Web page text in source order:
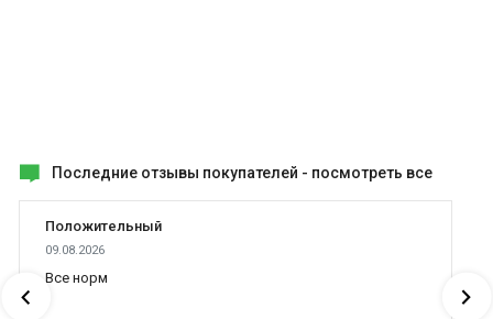
Последние отзывы покупателей - посмотреть все
Положительный
09.08.2026
Все норм